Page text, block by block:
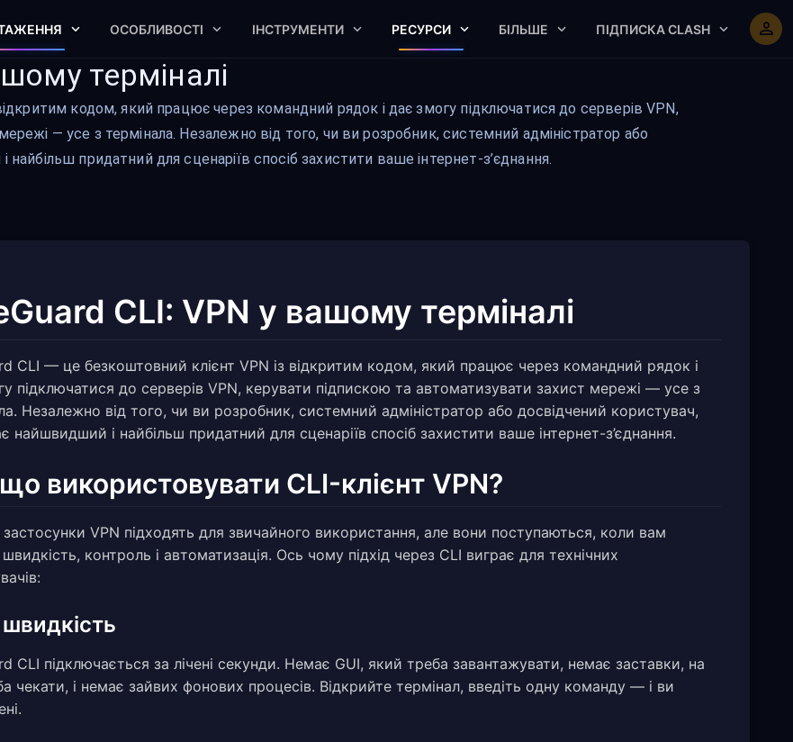
ОСОБЛИВОСТІ ІНСТРУМЕНТИ РЕСУРСИ БІЛЬШЕ ПІДПИСКА CLASH
терміналі
кодом, який працює через командний рядок і дає змогу підключатися до серверів VPN,
— усе з термінала. Незалежно від того, чи ви розробник, системний адміністратор або
придатний для сценаріїв спосіб захистити ваше інтернет-з’єднання.
CLI: VPN у вашому терміналі
CLI — це безкоштовний клієнт VPN із відкритим кодом, який працює через командний рядок і
підключатися до серверів VPN, керувати підпискою та автоматизувати захист мережі — усе з
Незалежно від того, чи ви розробник, системний адміністратор або досвідчений користувач,
найшвидший і найбільш придатний для сценаріїв спосіб захистити ваше інтернет-з’єднання.
використовувати CLI-клієнт VPN?
застосунки VPN підходять для звичайного використання, але вони поступаються, коли вам
швидкість, контроль і автоматизація. Ось чому підхід через CLI виграє для технічних
CLI підключається за лічені секунди. Немає GUI, який треба завантажувати, немає заставки, на
чекати, і немає зайвих фонових процесів. Відкрийте термінал, введіть одну команду — і ви